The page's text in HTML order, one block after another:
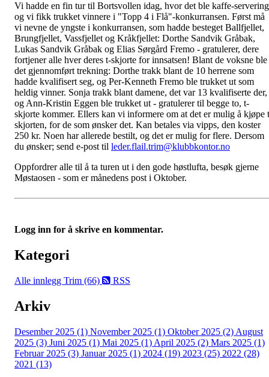
Vi hadde en fin tur til Bortsvollen idag, hvor det ble kaffe-
og vi fikk trukket vinnere i "Topp 4 i Flå"-konkurransen. Først må
vi nevne de yngste i konkurransen, som hadde besteget Ballfjellet,
Brungfjellet, Vassfjellet og Kråkfjellet: Dorthe Sandvik Gråbak,
Lukas Sandvik Gråbak og Elias Sørgård Fremo - gratulerer, dere
fortjener alle hver deres t-skjorte for innsatsen! Blant de voksne ble
det gjennomført trekning: Dorthe trakk blant de 10 herrene som
hadde kvalifisert seg, og Per-Kenneth Fremo ble trukket ut som
heldig vinner. Sonja trakk blant damene, det var 13 kvalifiserte der,
og Ann-Kristin Eggen ble trukket ut - gratulerer til begge to, t-
skjorte kommer. Ellers kan vi informere om at det er mulig å kjøpe
skjorten, for de som ønsker det. Kan betales via vipps, den koster
250 kr. Noen har allerede bestilt, og det er mulig for flere. Dersom
du ønsker; send e-post til leder.flail.trim@klubbkontor.no
Oppfordrer alle til å ta turen ut i den gode høstlufta, besøk gjerne
Møstaosen - som er månedens post i Oktober.
Logg inn for å skrive en kommentar.
Kategori
Alle innlegg Trim (66) RSS
Arkiv
Desember 2025 (1) November 2025 (1) Oktober 2025 (2) August
2025 (3) Juni 2025 (1) Mai 2025 (1) April 2025 (2) Mars 2025 (1)
Februar 2025 (3) Januar 2025 (1) 2024 (19) 2023 (25) 2022 (28)
2021 (13)